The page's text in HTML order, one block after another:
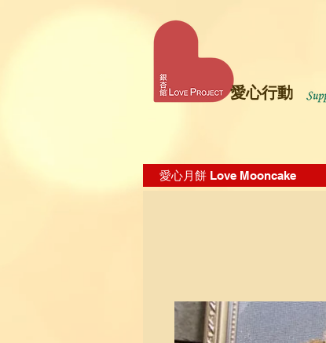
愛心行動
愛心月餅 Love Mooncake